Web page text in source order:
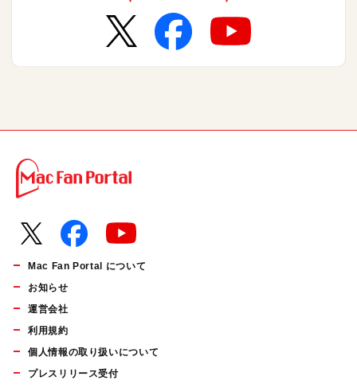
Mac Fan Portal について
お知らせ
運営会社
利用規約
個人情報の取り扱いについて
プレスリリース受付